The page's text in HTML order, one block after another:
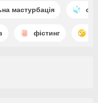
мастурбація
фістинг